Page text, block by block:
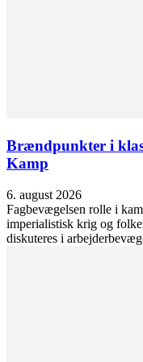
Brændpunkter i
Kamp
6. august 2026
Fagbevægelsen rolle i
imperialistisk krig og
diskuteres i